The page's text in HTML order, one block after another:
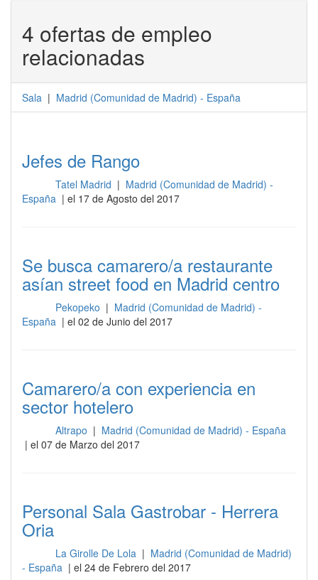
4 ofertas de empleo
relacionadas
Sala | Madrid (Comunidad de Madrid) - España
Jefes de Rango
Tatel Madrid | Madrid (Comunidad de Madrid) -
España | el 17 de Agosto del 2017
Se busca camarero/a restaurante
asían street food en Madrid centro
Pekopeko | Madrid (Comunidad de Madrid) -
España | el 02 de Junio del 2017
Camarero/a con experiencia en
sector hotelero
Altrapo | Madrid (Comunidad de Madrid) - España
| el 07 de Marzo del 2017
Personal Sala Gastrobar - Herrera
Oria
La Girolle De Lola | Madrid (Comunidad de Madrid)
- España | el 24 de Febrero del 2017